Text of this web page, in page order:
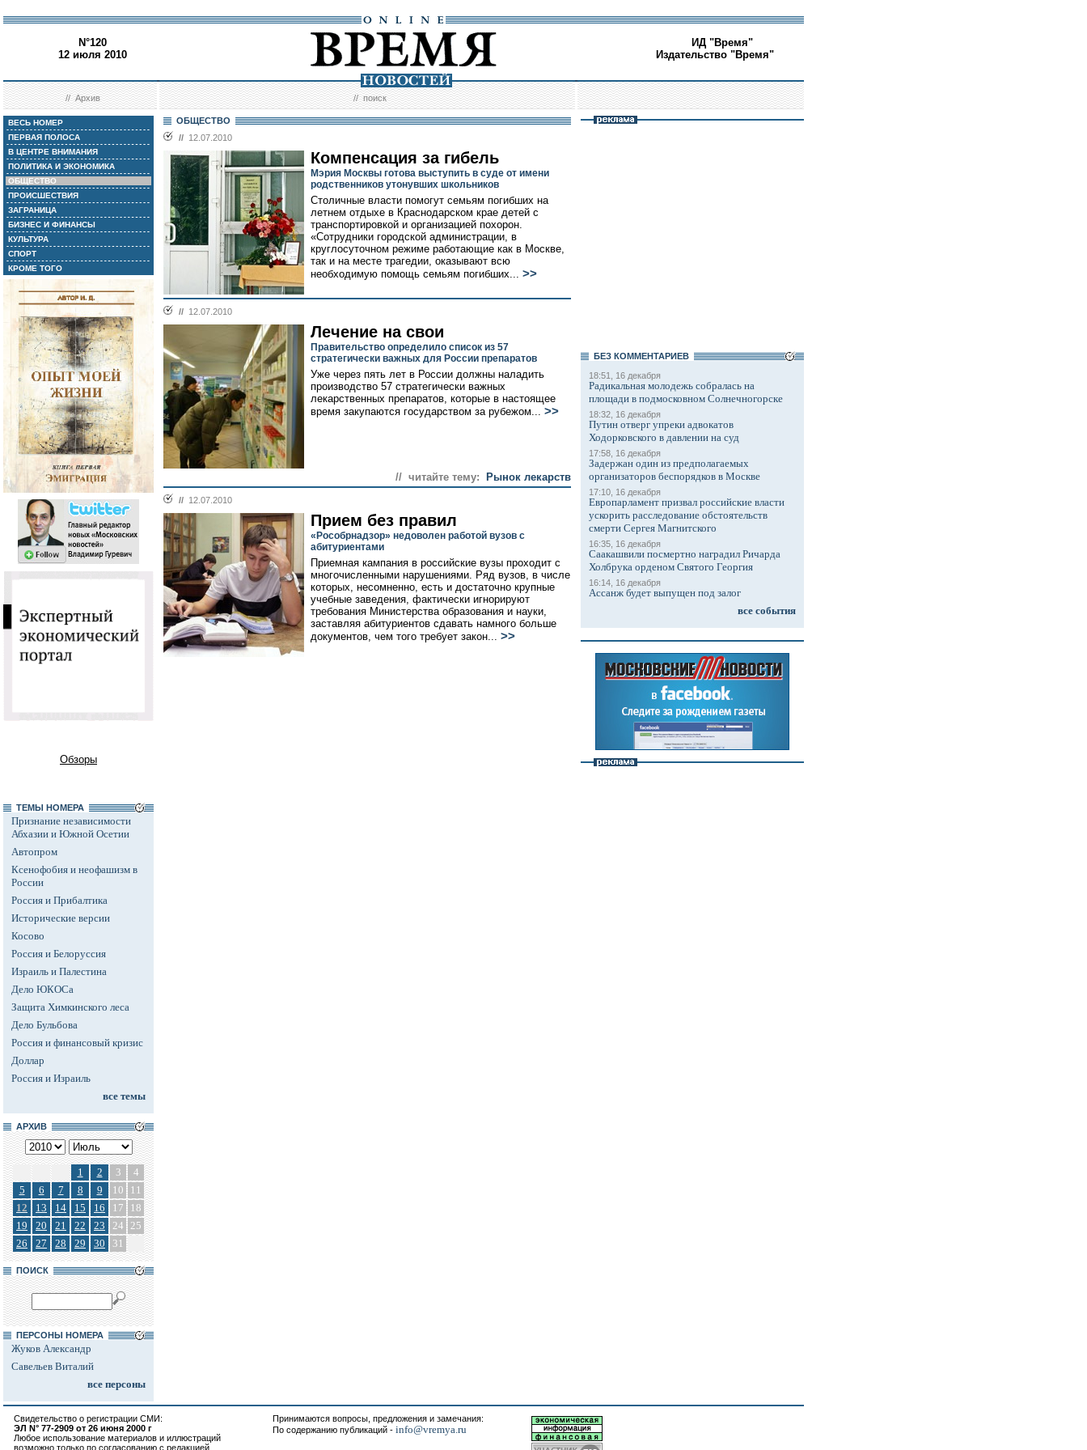
N°120
12 июля 2010
ИД "Время"
Издательство "Время"
//Архив //поиск
ВЕСЬ НОМЕР
ПЕРВАЯ ПОЛОСА
В ЦЕНТРЕ ВНИМАНИЯ
ПОЛИТИКА И ЭКОНОМИКА
ОБЩЕСТВО
ПРОИСШЕСТВИЯ
ЗАГРАНИЦА
БИЗНЕС И ФИНАНСЫ
КУЛЬТУРА
СПОРТ
КРОМЕ ТОГО
Обзоры
ТЕМЫ НОМЕРА
Признание независимости
Абхазии и Южной Осетии
Автопром
Ксенофобия и неофашизм в
России
Россия и Прибалтика
Исторические версии
Косово
Россия и Белоруссия
Израиль и Палестина
Дело ЮКОСа
Защита Химкинского леса
Дело Бульбова
Россия и финансовый кризис
Доллар
Россия и Израиль
все темы
АРХИВ
1 2 3
4
5
6 7 8 9 10
11
12
13 14 15 16 17
18
19
20 21 22 23 24 25
26
27 28 29 30 31
ПОИСК
ПЕРСОНЫ НОМЕРА
Жуков Александр
Савельев Виталий
все персоны
ОБЩЕСТВО
// 12.07.2010
Компенсация за гибель
Мэрия Москвы готова выступить в суде от имени
родственников утонувших школьников
Столичные власти помогут семьям погибших на
летнем отдыхе в Краснодарском крае детей с
транспортировкой и организацией похорон.
«Сотрудники городской администрации, в
круглосуточном режиме работающие как в Москве,
так и на месте трагедии, оказывают всю
необходимую помощь семьям погибших... >>
// 12.07.2010
Лечение на свои
Правительство определило список из 57
стратегически важных для России препаратов
Уже через пять лет в России должны наладить
производство 57 стратегически важных
лекарственных препаратов, которые в настоящее
время закупаются государством за рубежом... >>
// читайте тему: Рынок лекарств
// 12.07.2010
Прием без правил
«Рособрнадзор» недоволен работой вузов с
абитуриентами
Приемная кампания в российские вузы проходит с
многочисленными нарушениями. Ряд вузов, в числе
которых, несомненно, есть и достаточно крупные
учебные заведения, фактически игнорируют
требования Министерства образования и науки,
заставляя абитуриентов сдавать намного больше
документов, чем того требует закон... >>
БЕЗ КОМMЕНТАРИЕВ
18:51, 16 декабря
Радикальная молодежь собралась на
площади в подмосковном Солнечногорске
18:32, 16 декабря
Путин отверг упреки адвокатов
Ходорковского в давлении на суд
17:58, 16 декабря
Задержан один из предполагаемых
организаторов беспорядков в Москве
17:10, 16 декабря
Европарламент призвал российские власти
ускорить расследование обстоятельств
смерти Сергея Магнитского
16:35, 16 декабря
Саакашвили посмертно наградил Ричарда
Холбрука орденом Святого Георгия
16:14, 16 декабря
Ассанж будет выпущен под залог
все события
Свидетельство о регистрации СМИ:
ЭЛ N° 77-2909 от 26 июня 2000 г
Любое использование материалов и иллюстраций
возможно только по согласованию с редакцией
Принимаются вопросы, предложения и замечания:
По содержанию публикаций - info@vremya.ru